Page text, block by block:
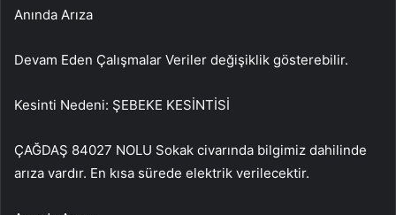
Anında Arıza
Devam Eden Çalışmalar Veriler değişiklik gösterebilir.
Kesinti Nedeni: ŞEBEKE KESİNTİSİ
ÇAĞDAŞ 84027 NOLU Sokak civarında bilgimiz dahilinde
arıza vardır. En kısa sürede elektrik verilecektir.